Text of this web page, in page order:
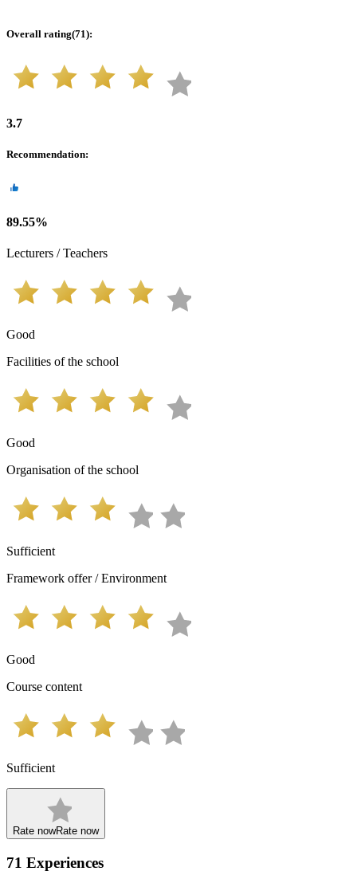
Overall rating(71):
3.7
Recommendation:
89.55%
Lecturers / Teachers
Good
Facilities of the school
Good
Organisation of the school
Sufficient
Framework offer / Environment
Good
Course content
Sufficient
Rate nowRate now
71 Experiences